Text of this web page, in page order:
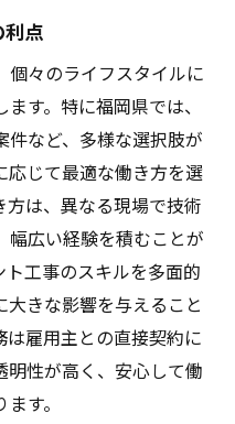
与える影響
事派遣のキャリア構
目標設定
のキャリアパス事例
たキャリアプラン
ルアップの機会
ョンの重要性
ャリア形成
福岡県でのキャリア
利点
個々のライフスタイルに
す。特に福岡県では、
件など、多様な選択肢が
応じて最適な働き方を選
は、異なる現場で技術
幅広い経験を積むことが
工事のスキルを多面的
きな影響を与えること
雇用主との直接契約に
明性が高く、安心して働
す。